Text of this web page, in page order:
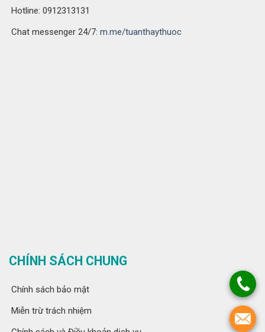
Hotline: 0912313131
Chat messenger 24/7: m.me/tuanthaythuoc
CHÍNH SÁCH CHUNG
Chính sách bảo mật
Miễn trừ trách nhiệm